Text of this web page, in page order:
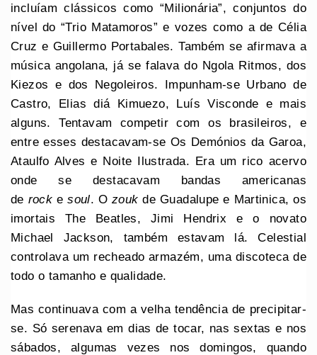
incluíam clássicos como “Milionária”, conjuntos do
nível do “Trio Matamoros” e vozes como a de Célia
Cruz e Guillermo Portabales. Também se afirmava a
música angolana, já se falava do Ngola Ritmos, dos
Kiezos e dos Negoleiros. Impunham-se Urbano de
Castro, Elias diá Kimuezo, Luís Visconde e mais
alguns. Tentavam competir com os brasileiros, e
entre esses destacavam-se Os Demónios da Garoa,
Ataulfo Alves e Noite Ilustrada. Era um rico acervo
onde se destacavam bandas americanas
de rock esoul. Ozouk de Guadalupe e Martinica, os
imortais The Beatles, Jimi Hendrix e o novato
Michael Jackson, também estavam lá. Celestial
controlava um recheado armazém, uma discoteca de
todo o tamanho e qualidade.
Mas continuava com a velha tendência de precipitar-
se. Só serenava em dias de tocar, nas sextas e nos
sábados, algumas vezes nos domingos, quando